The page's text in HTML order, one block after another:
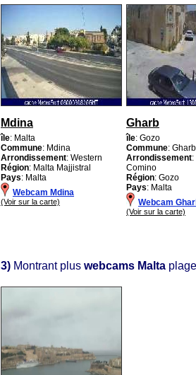
Mdina
île: Malta
Commune: Mdina
Arrondissement: Western
Région: Malta Majjistral
Pays: Malta
Webcam Mdina
(Voir sur la carte)
Gharb
île: Gozo
Commune: Gharb
Arrondissement
Comino
Région: Gozo
Pays: Malta
Webcam
(Voir sur la carte)
3) Montrant plus webcams Malta